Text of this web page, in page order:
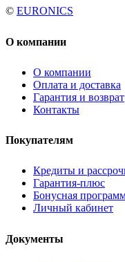
© EURONICS
О компании
О компании
Оплата и доставка
Гарантия и возврат
Контакты
Покупателям
Кредиты и
Гарантия-плюс
Бонусная
Личный кабинет
Документы